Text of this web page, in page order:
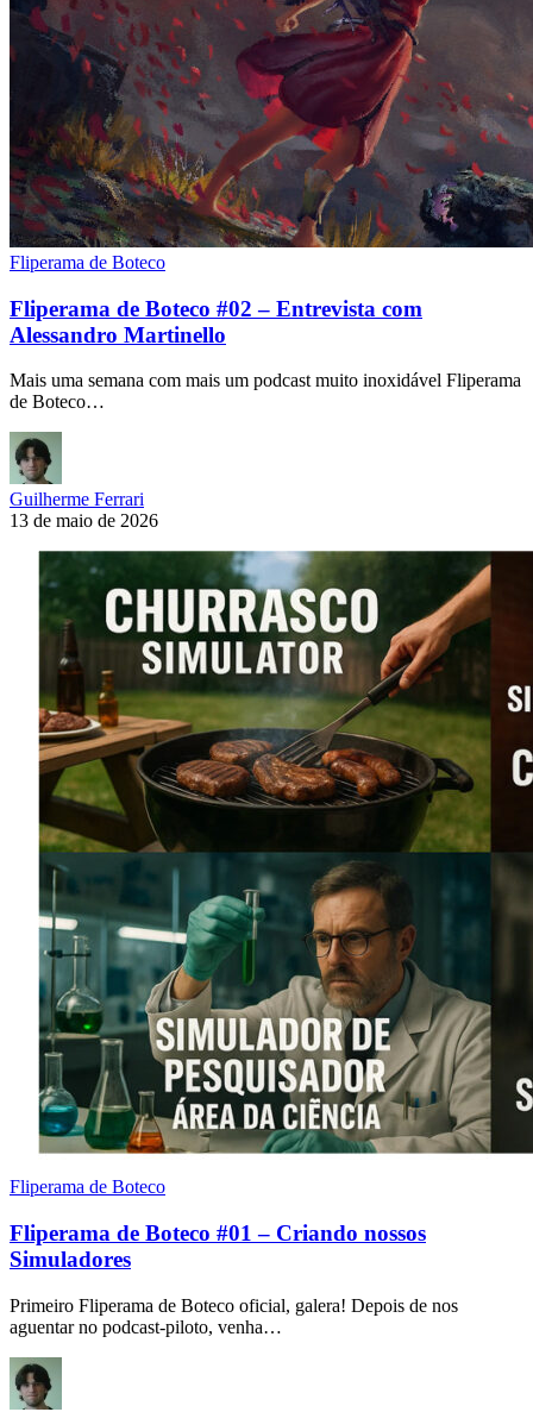
Fliperama de Boteco
Fliperama de Boteco #02 – Entrevista com
Alessandro Martinello
Mais uma semana com mais um podcast muito inoxidável Fliperama
de Boteco…
Guilherme Ferrari
13 de maio de 2026
Fliperama de Boteco
Fliperama de Boteco #01 – Criando nossos
Simuladores
Primeiro Fliperama de Boteco oficial, galera! Depois de nos
aguentar no podcast-piloto, venha…